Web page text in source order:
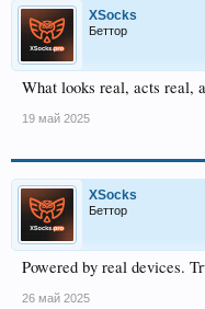
XSocks
Беттор
What looks real, acts real,
19 май 2025
XSocks
Беттор
Powered by real devices.
26 май 2025